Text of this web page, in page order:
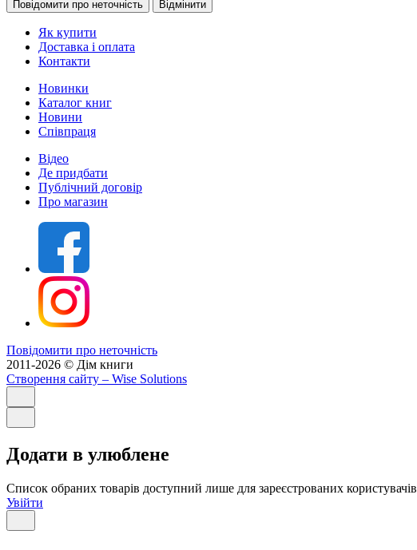
Як купити
Доставка і оплата
Контакти
Новинки
Каталог книг
Новини
Співпраця
Відео
Де придбати
Публічний договір
Про магазин
Повідомити про неточність
2011-2026 © Дім книги
Створення сайту – Wise Solutions
Додати в улюблене
Список обраних товарів доступний лише для зареєстрованих користувачів
Увійти